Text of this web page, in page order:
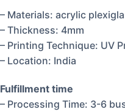
– Materials: acrylic
– Thickness: 4mm
– Printing Technique: UV
– Location: India
Fulfillment time
– Processing Time: 3-6